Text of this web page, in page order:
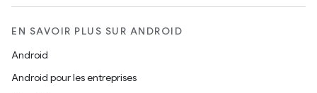
EN SAVOIR PLUS SUR ANDROID
Android
Android pour les entreprises